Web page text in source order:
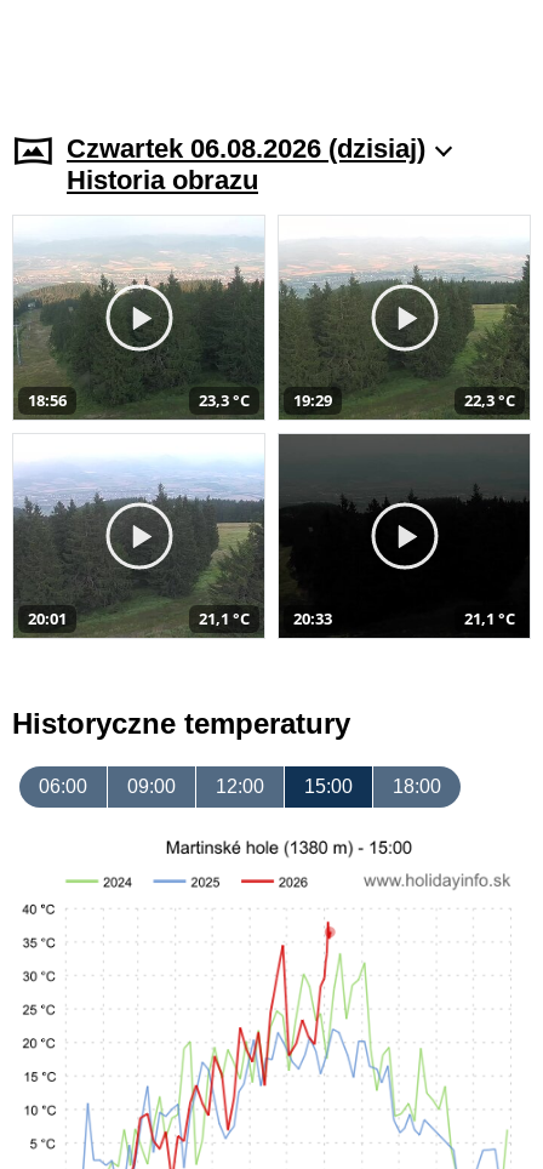
Czwartek 06.08.2026 (dzisiaj)
Historia obrazu
18:56 23,3 °C 19:29 22,3 °C
20:01 21,1 °C 20:33 21,1 °C
Historyczne temperatury
06:00 09:00 12:00 15:00 18:00